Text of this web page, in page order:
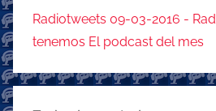
Radiotweets 09-03-2016 -
tenemos El podcast del mes